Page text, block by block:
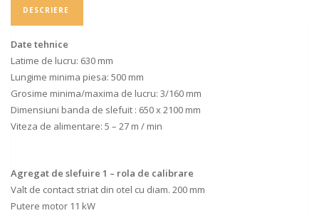
DESCRIERE
Date tehnice
Latime de lucru: 630 mm
Lungime minima piesa: 500 mm
Grosime minima/maxima de lucru: 3/160 mm
Dimensiuni banda de slefuit : 650 x 2100 mm
Viteza de alimentare: 5 – 27 m / min
Agregat de slefuire 1 – rola de calibrare
Valt de contact striat din otel cu diam. 200 mm
Putere motor 11 kW